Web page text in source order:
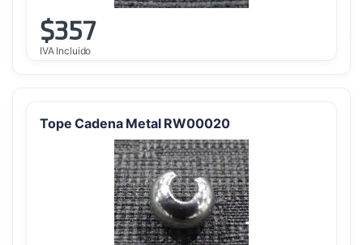
$357
IVA Incluido
Tope Cadena Metal RW00020